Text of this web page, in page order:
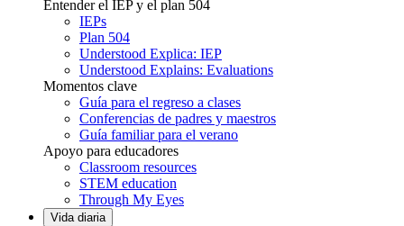
Entender el IEP y el plan 504
IEPs
Plan 504
Understood Explica: IEP
Understood Explains: Evaluations
Momentos clave
Guía para el regreso a clases
Conferencias de padres y maestros
Guía familiar para el verano
Apoyo para educadores
Classroom resources
STEM education
Through My Eyes
Vida diaria